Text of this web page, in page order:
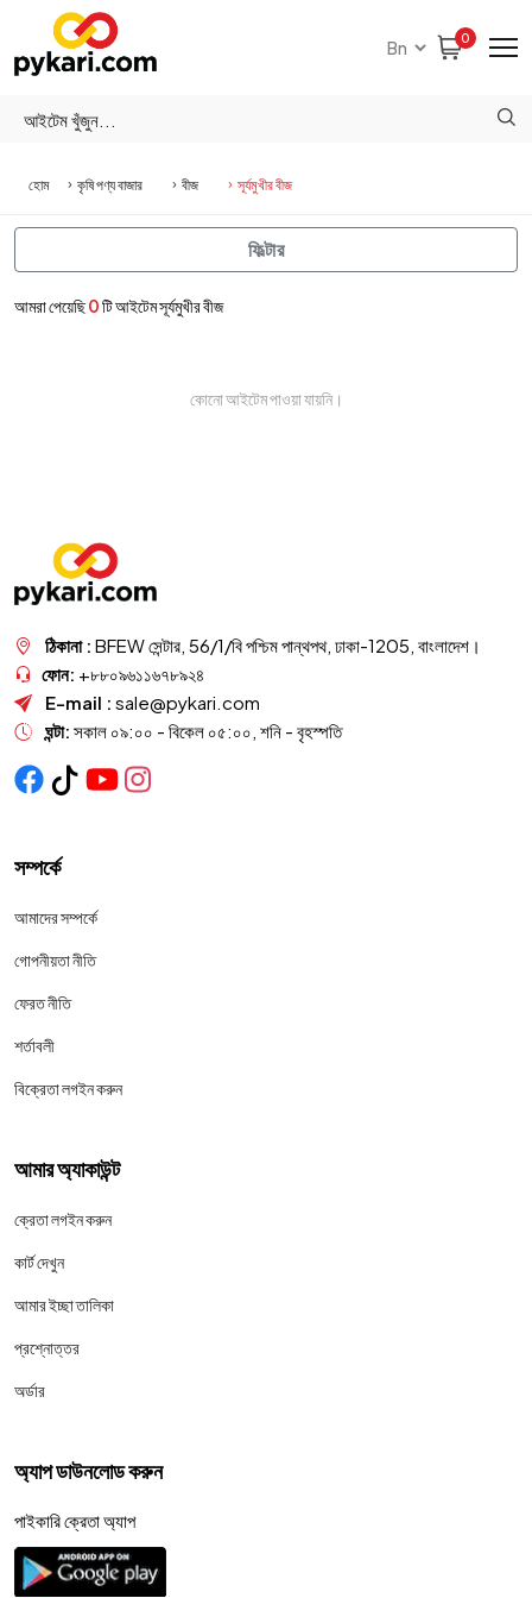
0
হোম কৃষি পণ্য বাজার বীজ সূর্যমুখীর বীজ
আমরা পেয়েছি0টি আইটেম সূর্যমুখীর বীজ
কোনো আইটেম পাওয়া যায়নি।
ফিল্টার
ঠিকানা : BFEW সেন্টার, 56/1/বি পশ্চিম পান্থপথ, ঢাকা-1205, বাংলাদেশ।
ফোন: +৮৮০৯৬১১৬৭৮৯২৪
E-mail : sale@pykari.com
ঘন্টা: সকাল ০৯:০০ - বিকেল ০৫:০০, শনি - বৃহস্পতি
সম্পর্কে
আমাদের সম্পর্কে
গোপনীয়তা নীতি
ফেরত নীতি
শর্তাবলী
বিক্রেতা লগইন করুন
আমার অ্যাকাউন্ট
ক্রেতা লগইন করুন
কার্ট দেখুন
আমার ইচ্ছা তালিকা
প্রশ্নোত্তর
অর্ডার
অ্যাপ ডাউনলোড করুন
পাইকারি ক্রেতা অ্যাপ